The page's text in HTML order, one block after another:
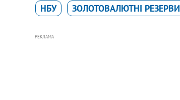
НБУ ЗОЛОТОВАЛЮТНІ РЕЗЕРВИ
РЕКЛАМА